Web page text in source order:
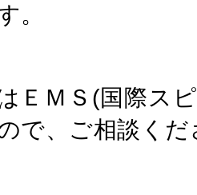
。
ＥＭＳ(国際ス
で、ご相談くだ